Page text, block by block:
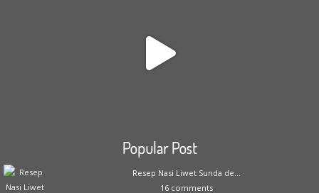
Popular Post
Resep Nasi Liwet Sunda de...
16 comments